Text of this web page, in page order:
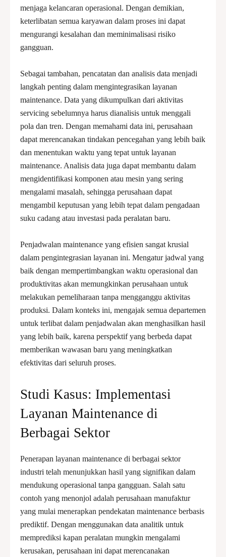
menjaga kelancaran operasional. Dengan demikian,
keterlibatan semua karyawan dalam proses ini dapat
mengurangi kesalahan dan meminimalisasi risiko
gangguan.
Sebagai tambahan, pencatatan dan analisis data menjadi
langkah penting dalam mengintegrasikan layanan
maintenance. Data yang dikumpulkan dari aktivitas
servicing sebelumnya harus dianalisis untuk menggali
pola dan tren. Dengan memahami data ini, perusahaan
dapat merencanakan tindakan pencegahan yang lebih baik
dan menentukan waktu yang tepat untuk layanan
maintenance. Analisis data juga dapat membantu dalam
mengidentifikasi komponen atau mesin yang sering
mengalami masalah, sehingga perusahaan dapat
mengambil keputusan yang lebih tepat dalam pengadaan
suku cadang atau investasi pada peralatan baru.
Penjadwalan maintenance yang efisien sangat krusial
dalam pengintegrasian layanan ini. Mengatur jadwal yang
baik dengan mempertimbangkan waktu operasional dan
produktivitas akan memungkinkan perusahaan untuk
melakukan pemeliharaan tanpa mengganggu aktivitas
produksi. Dalam konteks ini, mengajak semua departemen
untuk terlibat dalam penjadwalan akan menghasilkan hasil
yang lebih baik, karena perspektif yang berbeda dapat
memberikan wawasan baru yang meningkatkan
efektivitas dari seluruh proses.
Studi Kasus: Implementasi
Layanan Maintenance di
Berbagai Sektor
Penerapan layanan maintenance di berbagai sektor
industri telah menunjukkan hasil yang signifikan dalam
mendukung operasional tanpa gangguan. Salah satu
contoh yang menonjol adalah perusahaan manufaktur
yang mulai menerapkan pendekatan maintenance berbasis
prediktif. Dengan menggunakan data analitik untuk
memprediksi kapan peralatan mungkin mengalami
kerusakan, perusahaan ini dapat merencanakan